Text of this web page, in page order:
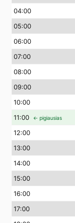
04:00
05:00
06:00
07:00
08:00
09:00
10:00
11:00 ← pigiausias
12:00
13:00
14:00
15:00
16:00
17:00